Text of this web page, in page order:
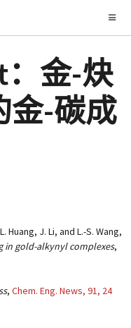
：金-炔
金-碳成
Huang, J. Li, and L.-S. Wang,
in gold-alkynyl complexes,
, Chem. Eng. News, 91, 24